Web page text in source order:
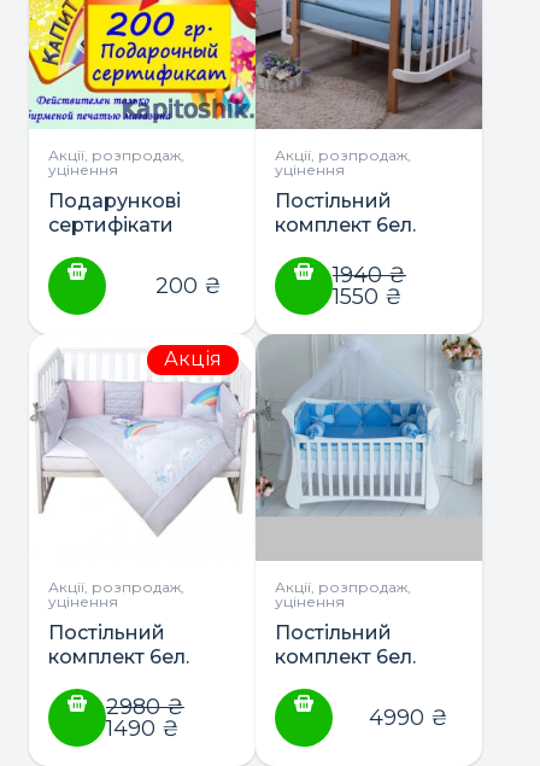
Акції, розпродаж,
уцінення
Подарункові
сертифікати
200 ₴
Акції, розпродаж,
уцінення
Постільний
комплект 6ел.
Veres1940₴
1550 ₴
Акція
Акції, розпродаж,
уцінення
Постільний
комплект 6ел.
Baby Veres
2980₴
1490 ₴
Акції, розпродаж,
уцінення
Постільний
комплект 6ел.
Baby Veres4990 ₴